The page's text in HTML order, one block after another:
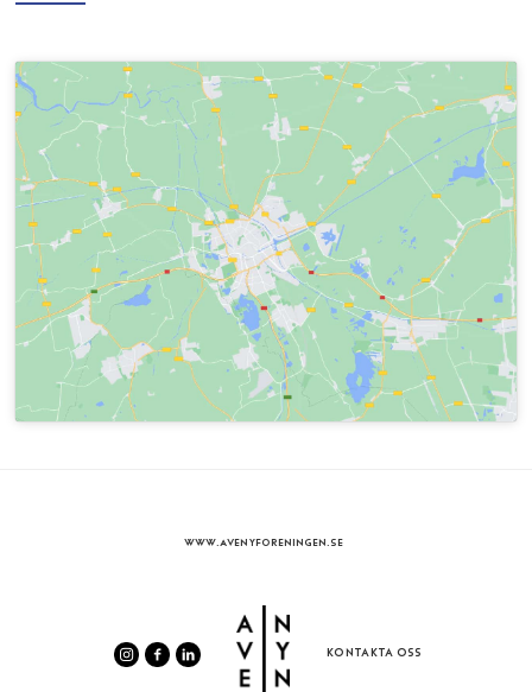
WWW.AVENYFORENINGEN.SE
KONTAKTA OSS